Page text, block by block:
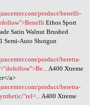
product/benelli-
Ethos Sport
Satin Walnut Brushed
Semi-Auto Shotgun
product/beretta-
A400 Xtreme
a>
product/beretta-
"rel=...A400 Xtreme